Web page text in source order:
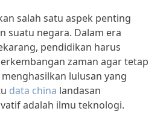
salah satu aspek penting
suatu negara. Dalam era
pendidikan harus
zaman agar tetap
lulusan yang
data china landasan
adalah ilmu teknologi.